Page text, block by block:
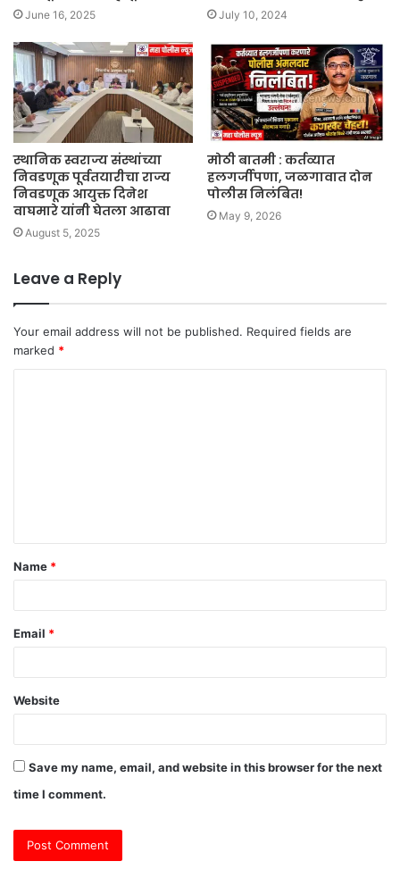
June 16, 2025 July 10, 2024
स्थानिक स्वराज्य संस्थांच्या
निवडणूक पूर्वतयारीचा राज्य
निवडणूक आयुक्त दिनेश
वाघमारे यांनी घेतला आढावा
August 5, 2025
मोठी बातमी : कर्तव्यात
हलगर्जीपणा, जळगावात दोन
पोलीस निलंबित!
May 9, 2026
Leave a Reply
Your email address will not be published. Required fields are
marked *
t
*
Name *
Email *
Website
Save my name, email, and website in this browser for the next
time I comment.